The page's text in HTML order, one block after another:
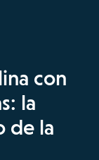
con
la
de la